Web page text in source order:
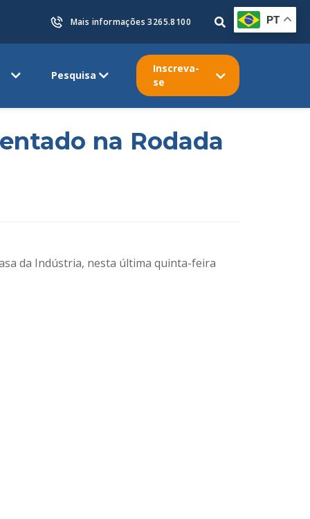
Mais informações 3265.8100
Pesquisa
Inscreva-
se
na Rodada
da Indústria, nesta última quinta-feira
PT